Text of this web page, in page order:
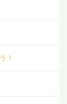
！